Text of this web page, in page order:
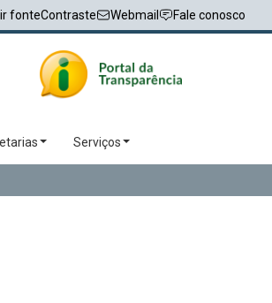
fonteContraste Webmail Fale conosco
Serviços